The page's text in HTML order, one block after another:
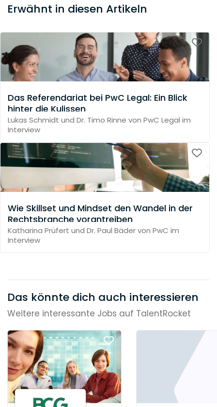
Erwähnt in diesen Artikeln
Das Referendariat bei PwC Legal: Ein Blick
hinter die Kulissen
Lukas Schmidt und Dr. Timo Rinne von PwC Legal im
Interview
Wie Skillset und Mindset den Wandel in der
Rechtsbranche vorantreiben
Katharina Prüfert und Dr. Paul Bäder von PwC im
Interview
Das könnte dich auch interessieren
Weitere interessante Jobs auf TalentRocket